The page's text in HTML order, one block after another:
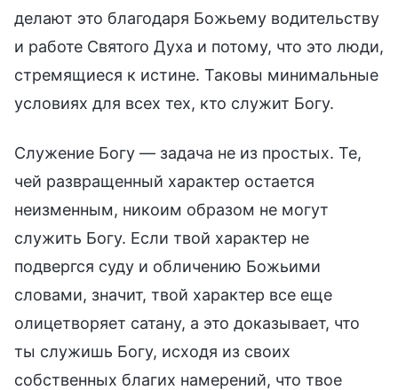
делают это благодаря Божьему водительству
и работе Святого Духа и потому, что это люди,
стремящиеся к истине. Таковы минимальные
условиях для всех тех, кто служит Богу.
Служение Богу — задача не из простых. Те,
чей развращенный характер остается
неизменным, никоим образом не могут
служить Богу. Если твой характер не
подвергся суду и обличению Божьими
словами, значит, твой характер все еще
олицетворяет сатану, а это доказывает, что
ты служишь Богу, исходя из своих
собственных благих намерений, что твое